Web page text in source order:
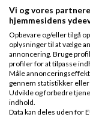
Lucas -
Låst
Vi og vores
hjemmesidens
Opbevare og/eller tilgå
oplysninger til at vælge
annoncering. Bruge
profiler for at tilpasse
Måle
gennem statistikker
Udvikle og forbedre
indhold.
Data kan deles uden for